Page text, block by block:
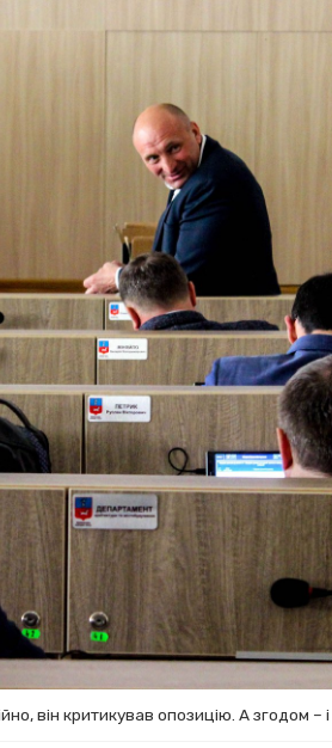
він критикував опозицію. А згодом – і